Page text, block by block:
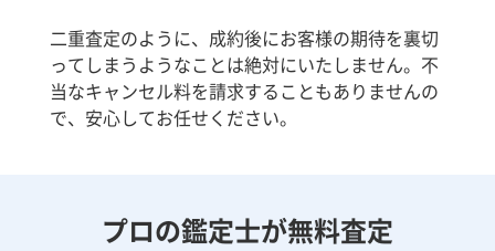
二重査定のように、成約後にお客様の期待を裏切
ってしまうようなことは絶対にいたしません。不
当なキャンセル料を請求することもありませんの
で、安心してお任せください。
プロの鑑定士が無料査定